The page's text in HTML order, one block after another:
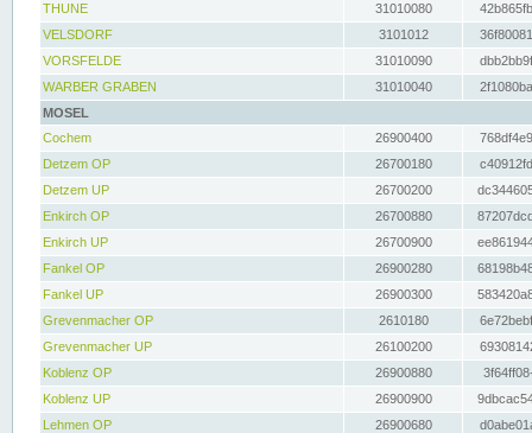
THUNE
31010080
VELSDORF
3101012
VORSFELDE
31010090
WARBER GRABEN
31010040
MOSEL
Cochem
26900400
Detzem OP
26700180
Detzem UP
26700200
Enkirch OP
26700880
Enkirch UP
26700900
Fankel OP
26900280
Fankel UP
26900300
Grevenmacher OP
2610180
Grevenmacher UP
26100200
Koblenz OP
26900880
Koblenz UP
26900900
Lehmen OP
26900680